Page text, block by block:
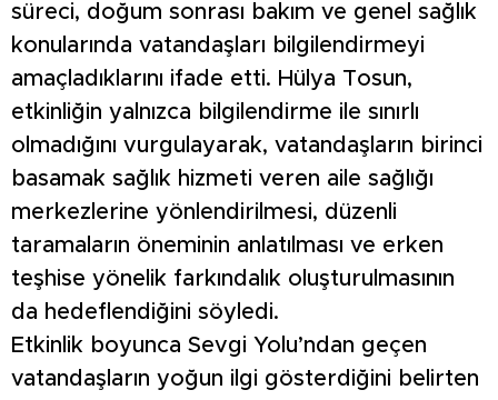
süreci, doğum sonrası bakım ve genel sağlık
konularında vatandaşları bilgilendirmeyi
amaçladıklarını ifade etti. Hülya Tosun,
etkinliğin yalnızca bilgilendirme ile sınırlı
olmadığını vurgulayarak, vatandaşların birinci
basamak sağlık hizmeti veren aile sağlığı
merkezlerine yönlendirilmesi, düzenli
taramaların öneminin anlatılması ve erken
teşhise yönelik farkındalık oluşturulmasının
da hedeflendiğini söyledi.
Etkinlik boyunca Sevgi Yolu’ndan geçen
vatandaşların yoğun ilgi gösterdiğini belirten